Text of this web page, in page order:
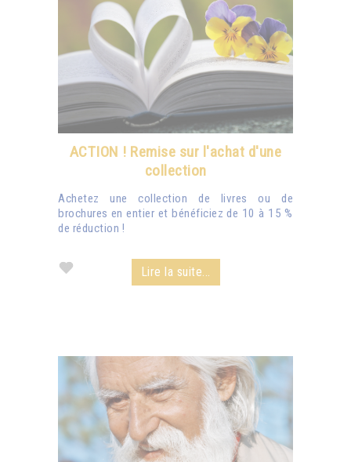
ACTION ! Remise sur l'achat d'une
collection
Achetez une collection de livres ou de
brochures en entier et bénéficiez de 10 à 15 %
de réduction !
Lire la suite...